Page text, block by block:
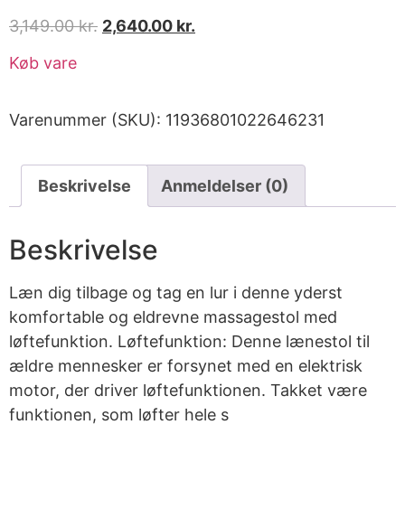
3,149.00kr. 2,640.00 kr.
Køb vare
Varenummer (SKU): 11936801022646231
Beskrivelse Anmeldelser (0)
Beskrivelse
Læn dig tilbage og tag en lur i denne yderst
komfortable og eldrevne massagestol med
løftefunktion. Løftefunktion: Denne lænestol til
ældre mennesker er forsynet med en elektrisk
motor, der driver løftefunktionen. Takket være
funktionen, som løfter hele s